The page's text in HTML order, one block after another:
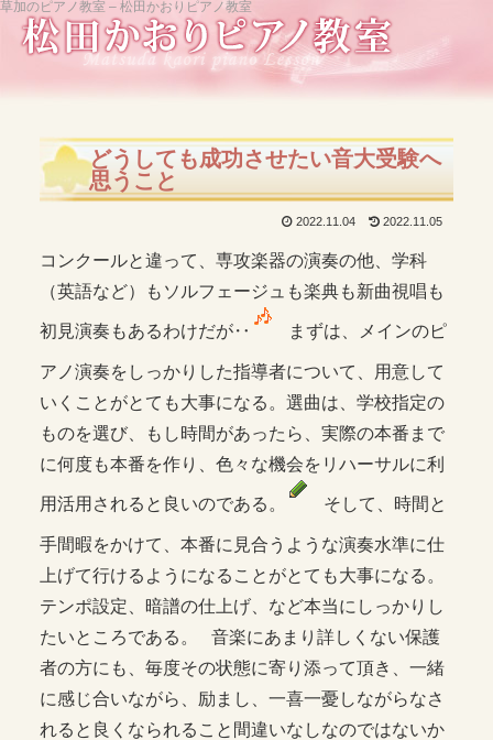
草加のピアノ教室 – 松田かおりピアノ教室
どうしても成功させたい音大受験へ
思うこと
2022.11.04 2022.11.05
コンクールと違って、専攻楽器の演奏の他、学科
（英語など）もソルフェージュも楽典も新曲視唱も
初見演奏もあるわけだが‥ まずは、メインのピ
アノ演奏をしっかりした指導者について、用意して
いくことがとても大事になる。選曲は、学校指定の
ものを選び、もし時間があったら、実際の本番まで
に何度も本番を作り、色々な機会をリハーサルに利
用活用されると良いのである。 そして、時間と
手間暇をかけて、本番に見合うような演奏水準に仕
上げて行けるようになることがとても大事になる。
テンポ設定、暗譜の仕上げ、など本当にしっかりし
たいところである。 音楽にあまり詳しくない保護
者の方にも、毎度その状態に寄り添って頂き、一緒
に感じ合いながら、励まし、一喜一憂しながらなさ
れると良くなられること間違いなしなのではないか